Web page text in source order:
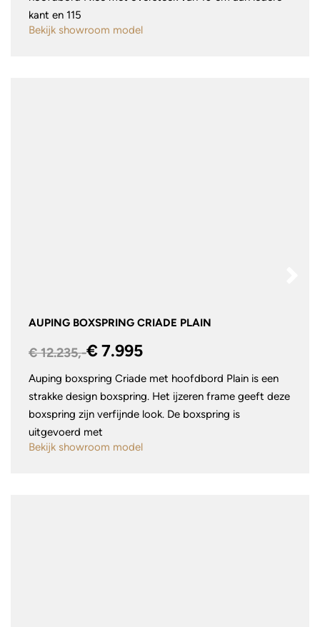
kant en 115
Bekijk showroom model
AUPING BOXSPRING CRIADE PLAIN
€ 12.235,-€ 7.995
Auping boxspring Criade met hoofdbord Plain is een
strakke design boxspring. Het ijzeren frame geeft deze
boxspring zijn verfijnde look. De boxspring is
uitgevoerd met
Bekijk showroom model